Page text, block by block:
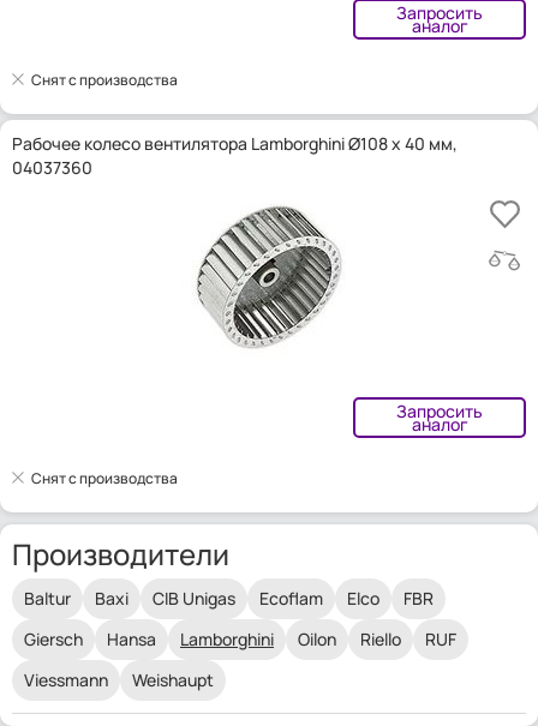
Запросить
аналог
Снят с производства
Рабочее колесо вентилятора Lamborghini Ø108 x 40 мм,
04037360
Запросить
аналог
Снят с производства
Производители
Baltur Baxi CIB Unigas Ecoflam Elco
FBR
Giersch
Hansa Lamborghini Oilon Riello
RUF
Viessmann
Weishaupt